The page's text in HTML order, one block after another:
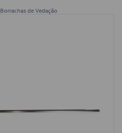
Borrachas de Vedação